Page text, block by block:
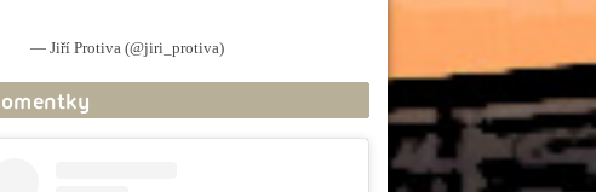
— Jiří Protiva (@jiri_protiva)